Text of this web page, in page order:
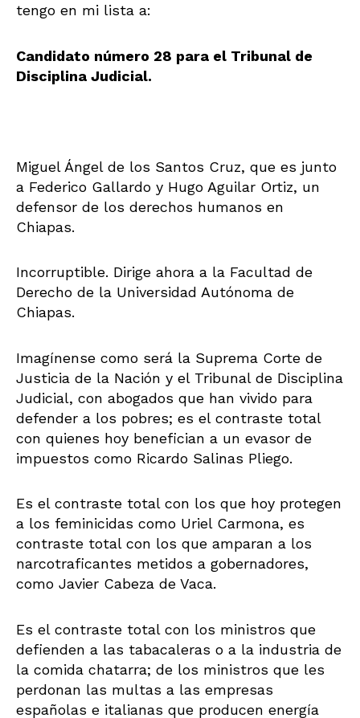
tengo en mi lista a:
Candidato número 28 para el Tribunal de
Disciplina Judicial.
Miguel Ángel de los Santos Cruz, que es junto
a Federico Gallardo y Hugo Aguilar Ortiz, un
defensor de los derechos humanos en
Chiapas.
Incorruptible. Dirige ahora a la Facultad de
Derecho de la Universidad Autónoma de
Chiapas.
Imagínense como será la Suprema Corte de
Justicia de la Nación y el Tribunal de Disciplina
Judicial, con abogados que han vivido para
defender a los pobres; es el contraste total
con quienes hoy benefician a un evasor de
impuestos como Ricardo Salinas Pliego.
Es el contraste total con los que hoy protegen
a los feminicidas como Uriel Carmona, es
contraste total con los que amparan a los
narcotraficantes metidos a gobernadores,
como Javier Cabeza de Vaca.
Es el contraste total con los ministros que
defienden a las tabacaleras o a la industria de
la comida chatarra; de los ministros que les
perdonan las multas a las empresas
españolas e italianas que producen energía